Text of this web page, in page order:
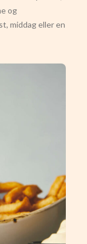
og
middag eller en